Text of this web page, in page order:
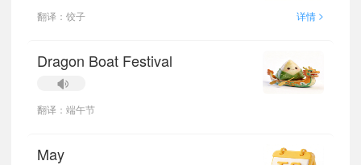
翻译：饺子 详情 >
Dragon Boat Festival
翻译：端午节
May